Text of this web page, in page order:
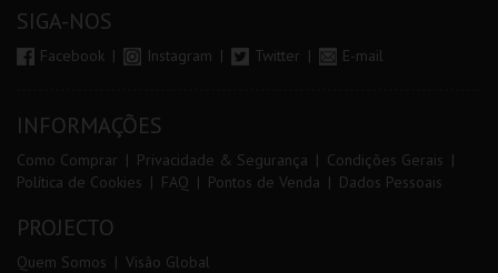
SIGA-NOS
Facebook Instagram Twitter E-mail
INFORMAÇÕES
Como Comprar Privacidade & Segurança
Condições Gerais
Política de Cookies
FAQ Pontos de Venda Dados Pessoais
PROJECTO
Quem Somos Visão Global